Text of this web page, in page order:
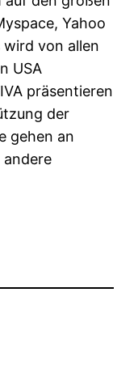
Yahoo
wird von allen
USA
präsentieren
der
gehen an
andere